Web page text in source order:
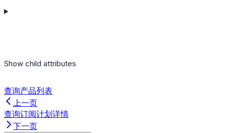
Show child attributes
查询产品列表
上一页
查询订阅计划详情
下一页